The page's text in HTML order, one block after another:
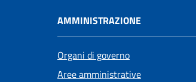
AMMINISTRAZIONE
Organi di governo
Aree amministrative